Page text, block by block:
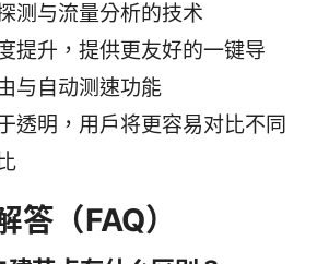
测与流量分析的技术
提升，提供更友好的一键导
与自动测速功能
透明，用户将更容易对比不同
答（FAQ）